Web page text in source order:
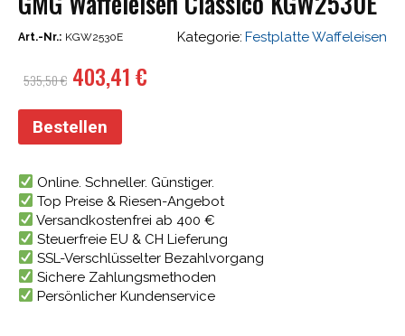
Art.-Nr.: KGW2530E Kategorie: Festplatte Waffeleisen
535,50€ Ursprünglicher
Preis
war:
535,50 €
403,41€
Bestellen
Online. Schneller. Günstiger.
Top Preise & Riesen-Angebot
Versandkostenfrei ab 400 €
Steuerfreie EU & CH Lieferung
SSL-Verschlüsselter Bezahlvorgang
Sichere Zahlungsmethoden
Persönlicher Kundenservice